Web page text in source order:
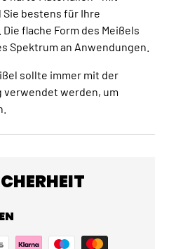
Sie bestens für Ihre
flache Form des Meißels
Spektrum an Anwendungen.
sollte immer mit der
verwendet werden, um